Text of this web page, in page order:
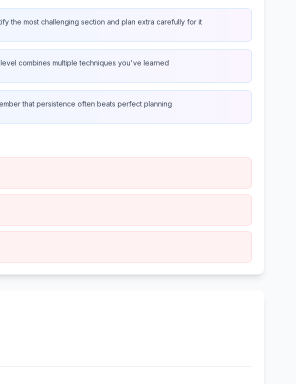
the most challenging section and plan extra carefully for it
combines multiple techniques you've learned
that persistence often beats perfect planning